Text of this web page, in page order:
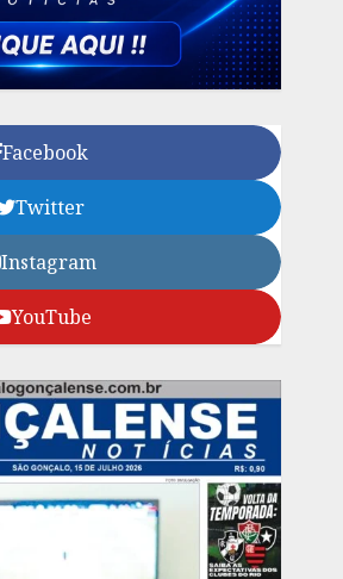
Facebook
Twitter
Instagram
YouTube